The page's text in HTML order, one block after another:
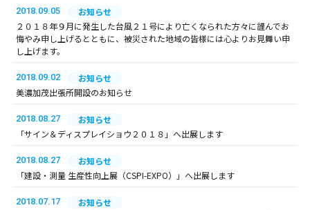
2018.09.05
お知らせ
２０１８年９月に発生した台風２１号により亡くなられた方々に謹んでお
悔やみ申し上げるとともに、被災された地域の皆様には心よりお見舞い申
し上げます。
2018.09.02
お知らせ
美濃加茂出張所開設のお知らせ
2018.08.27
お知らせ
「サイン＆ディスプレイショウ２０１８」へ出展します
2018.08.27
お知らせ
「建設・測量 生産性向上展（CSPI-EXPO）」へ出展します
2018.07.17
お知らせ